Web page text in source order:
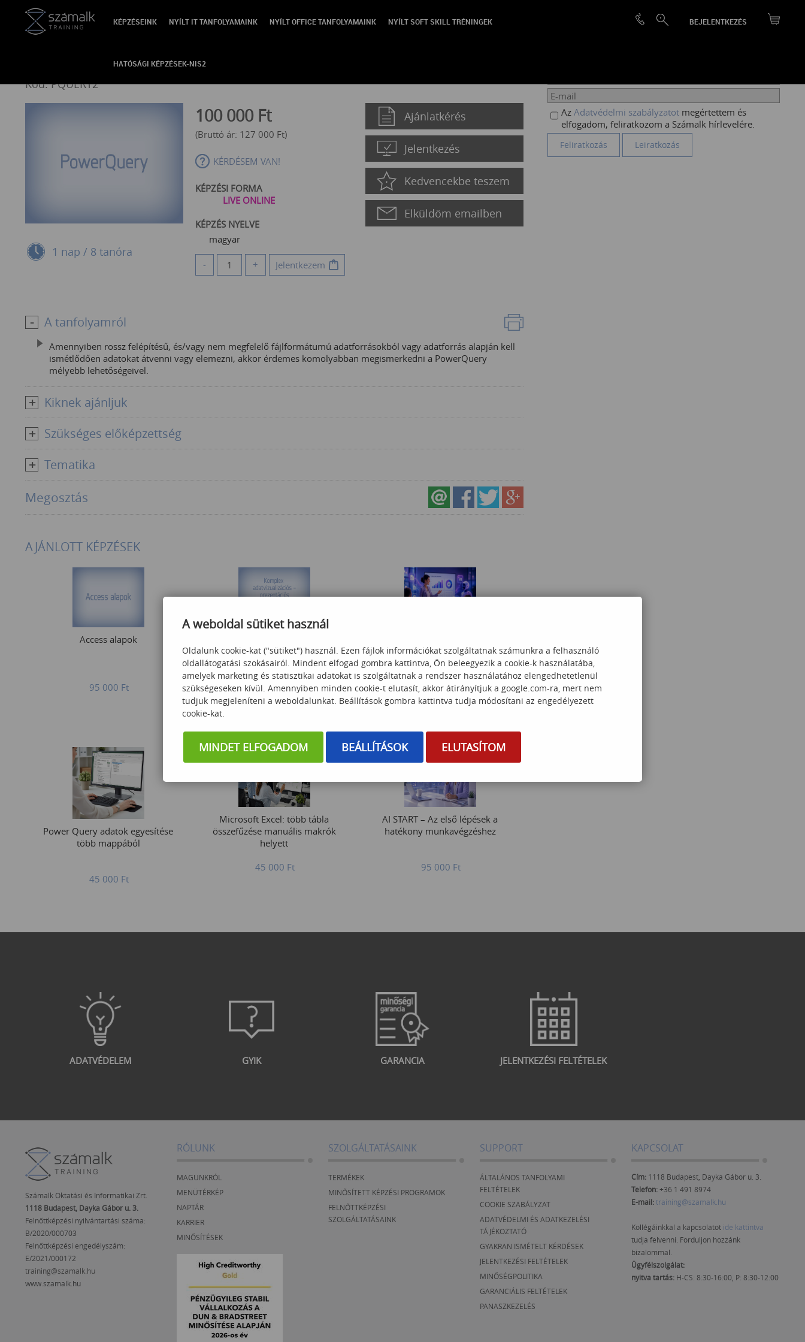
BEJELENTKEZÉS
KÉPZÉSEINK NYÍLT IT TANFOLYAMAINK NYÍLT OFFICE TANFOLYAMAINK NYÍLT SOFT SKILL TRÉNINGEK
HATÓSÁGI KÉPZÉSEK-NIS2
VISSZA
PowerQuery középhaladó
Kód: PQUERY2
1 nap / 8 tanóra
100 000 Ft
(Bruttó ár: 127 000 Ft)
KÉRDÉSEM VAN!
KÉPZÉSI FORMA
LIVE ONLINE
KÉPZÉS NYELVE
magyar
- + Jelentkezem
Ajánlatkérés
Jelentkezés
Kedvencekbe teszem
Elküldöm emailben
A tanfolyamról
Amennyiben rossz felépítésű, és/vagy nem megfelelő fájlformátumú adatforrásokból vagy adatforrás alapján kell
ismétlődően adatokat átvenni vagy elemezni, akkor érdemes komolyabban megismerkedni a PowerQuery
mélyebb lehetőségeivel.
Kiknek ajánljuk
Szükséges előképzettség
Tematika
Megosztás
Az Adatvédelmi szabályzatot megértettem és
elfogadom, feliratkozom a Számalk hírlevelére.
AJÁNLOTT KÉPZÉSEK
Access alapok
95 000 Ft
prezentációs tréning
120 000Ft
Döntéshozók Nyelvén
69 500Ft
Power Query adatok egyesítése
több mappából
45 000 Ft
Microsoft Excel: több tábla
összefűzése manuális makrók
helyett
45 000 Ft
AI START – Az első lépések a
hatékony munkavégzéshez
95 000 Ft
ADATVÉDELEM GYIK GARANCIA JELENTKEZÉSI FELTÉTELEK
Számalk Oktatási és Informatikai Zrt.
1118 Budapest, Dayka Gábor u. 3.
Felnőttképzési nyilvántartási száma:
B/2020/000703
Felnőttképzési engedélyszám:
E/2021/000172
training@szamalk.hu
www.szamalk.hu
RÓLUNK
MAGUNKRÓL
MENÜTÉRKÉP
NAPTÁR
KARRIER
MINŐSÍTÉSEK
SZOLGÁLTATÁSAINK
TERMÉKEK
MINŐSÍTETT KÉPZÉSI PROGRAMOK
FELNŐTTKÉPZÉSI
SZOLGÁLTATÁSAINK
SUPPORT
ÁLTALÁNOS TANFOLYAMI
FELTÉTELEK
COOKIE SZABÁLYZAT
ADATVÉDELMI ÉS ADATKEZELÉSI
TÁJÉKOZTATÓ
GYAKRAN ISMÉTELT KÉRDÉSEK
JELENTKEZÉSI FELTÉTELEK
MINŐSÉGPOLITIKA
GARANCIÁLIS FELTÉTELEK
PANASZKEZELÉS
KAPCSOLAT
Cím: 1118 Budapest, Dayka Gábor u. 3.
Telefon:+36 1 491 8974
E-mail:training@szamalk.hu
Kollégáinkkal a kapcsolatot ide kattintva
tudja felvenni. Forduljon hozzánk
bizalommal.
Ügyfélszolgálat:
nyitva tartás: H-CS: 8:30-16:00, P: 8:30-12:00
A weboldal sütiket használ
Oldalunk cookie-kat ("sütiket") használ. Ezen fájlok információkat szolgáltatnak számunkra a felhasználó
oldallátogatási szokásairól. Mindent elfogad gombra kattintva, Ön beleegyezik a cookie-k használatába,
amelyek marketing és statisztikai adatokat is szolgáltatnak a rendszer használatához elengedhetetlenül
szükségeseken kívül. Amennyiben minden cookie-t elutasít, akkor átirányítjuk a google.com-ra, mert nem
tudjuk megjeleníteni a weboldalunkat. Beállítások gombra kattintva tudja módosítani az engedélyezett
cookie-kat.
MINDET ELFOGADOM BEÁLLÍTÁSOK ELUTASÍTOM